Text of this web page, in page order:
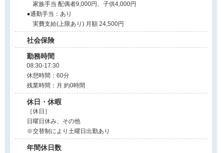
家族手当 配偶者9,000円、子供4,000円
●通勤手当：あり
実費支給(上限あり) 月額 24,500円
社会保険
勤務時間
08:30-17:30
休憩時間：60分
残業時間：月 約0時間
休日・休暇
［休日］
日曜日休み、その他
※交替制により土曜日出勤あり
年間休日数